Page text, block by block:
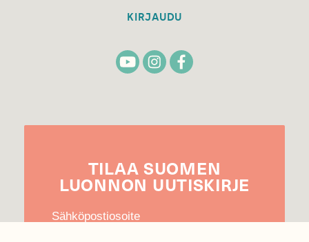
KIRJAUDU
TILAA SUOMEN
LUONNON UUTIS­KIRJE
Sähköpostiosoite